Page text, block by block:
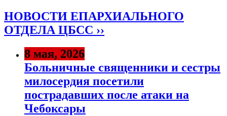
НОВОСТИ ЕПАРХИАЛЬНОГО
ОТДЕЛА ЦБСС ››
8 мая, 2026
Больничные священники и сестры
милосердия посетили
пострадавших после атаки на
Чебоксары